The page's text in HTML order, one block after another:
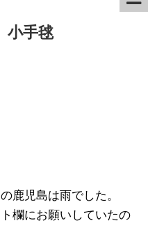
手毬
鹿児島は雨でした。
欄にお願いしていたの